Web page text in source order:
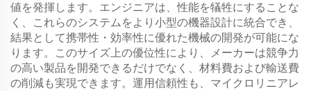
値を発揮します。エンジニアは、性能を犠牲にすることな
く、これらのシステムをより小型の機器設計に統合でき、
結果として携帯性・効率性に優れた機械の開発が可能にな
ります。このサイズ上の優位性により、メーカーは競争力
の高い製品を開発できるだけでなく、材料費および輸送費
の削減も実現できます。運用信頼性も、マイクロリニアレ